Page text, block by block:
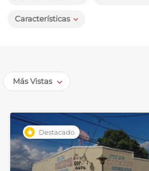
Características
Más Vistas
Destacado